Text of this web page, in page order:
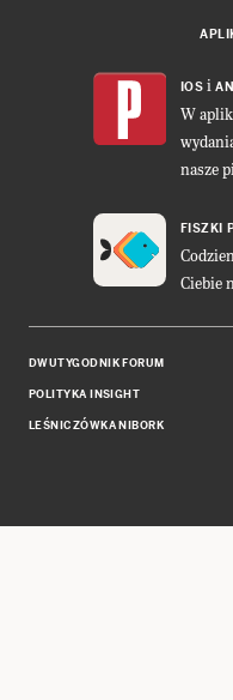
IOS i
W
nasze
FISZKI
Ciebie
DWUTYGODNIK FORUM
POLITYKA INSIGHT
LEŚNICZÓWKA NIBORK